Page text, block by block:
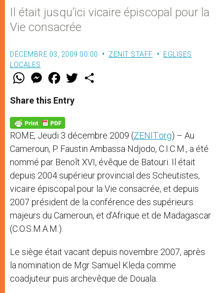
Il était jusqu’ici vicaire épiscopal pour la
Vie consacrée
DÉCEMBRE 03, 2009 00:00 ZENIT STAFF
EGLISES
LOCALES
W
t
s
p
p
M
e
s
e
g
e
r
F
a
e
b
o
k
w
Share this Entry
ROME, Jeudi 3 décembre 2009 (ZENIT.org) – Au
Cameroun, P. Faustin Ambassa Ndjodo, C.I.C.M., a été
nommé par Benoît XVI, évêque de Batouri. Il était
depuis 2004 supérieur provincial des Scheutistes,
vicaire épiscopal pour la Vie consacrée, et depuis
2007 président de la conférence des supérieurs
majeurs du Cameroun, et d’Afrique et de Madagascar
(C.O.S.M.A.M.).
Le siège était vacant depuis novembre 2007, après
la nomination de Mgr Samuel Kleda comme
coadjuteur puis archevêque de Douala.